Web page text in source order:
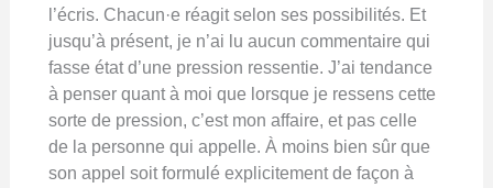
l’écris. Chacun·e réagit selon ses possibilités. Et
jusqu’à présent, je n’ai lu aucun commentaire qui
fasse état d’une pression ressentie. J’ai tendance
à penser quant à moi que lorsque je ressens cette
sorte de pression, c’est mon affaire, et pas celle
de la personne qui appelle. À moins bien sûr que
son appel soit formulé explicitement de façon à